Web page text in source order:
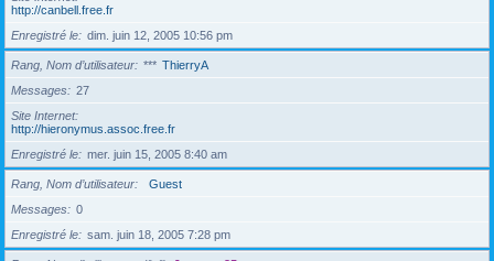
http://canbell.free.fr
Enregistré le
dim. juin 12, 2005 10:56 pm
Rang, Nom d’utilisateur *** ThierryA
Messages
27
Site Internet
http://hieronymus.assoc.free.fr
Enregistré le
mer. juin 15, 2005 8:40 am
Rang, Nom d’utilisateur
Guest
Messages
0
Enregistré le
sam. juin 18, 2005 7:28 pm